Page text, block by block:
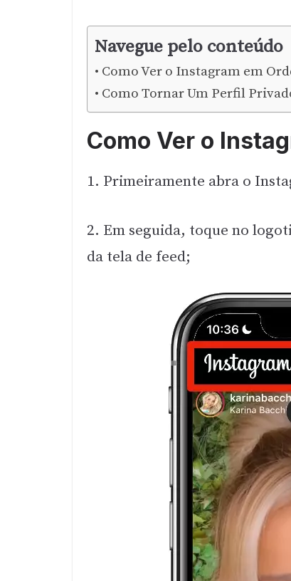
Navegue pelo conteúdo
Como Ver o Instagram em
Como Tornar Um Perfil
Como Ver o
1. Primeiramente abra o
2. Em seguida, toque no
da tela de feed;